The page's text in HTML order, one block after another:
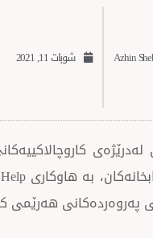
Azhin شوبات 11, 2021
لەدرێژەی
پەروەردەکانی هەرێمی